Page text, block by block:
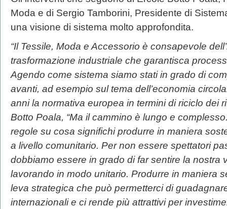
Moda e di Sergio Tamborini, Presidente di
una visione di sistema molto approfondita.
“Il Tessile, Moda e Accessorio è consapevole
trasformazione industriale che garantisca
Agendo come sistema siamo stati in grado di
avanti, ad esempio sul tema dell’economia
anni la normativa europea in termini di riciclo dei
Botto Poala, “Ma il cammino è lungo e
regole su cosa significhi produrre in maniera
a livello comunitario. Per non essere spettatori
dobbiamo essere in grado di far sentire la nostra
lavorando in modo unitario. Produrre in maniera
leva strategica che può permetterci di
internazionali e ci rende più attrattivi per